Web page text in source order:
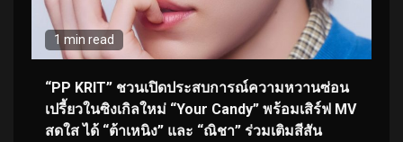
1 min read
“PP KRIT” ชวนเปิดประสบการณ์ความหวานซ่อน
เปรี้ยวในซิงเกิลใหม่ “Your Candy” พร้อมเสิร์ฟ MV
สดใส ได้ “ต้าเหนิง” และ “ณิชา” ร่วมเติมสีสัน